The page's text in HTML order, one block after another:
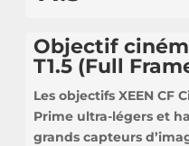
Objectif
T1.5 (Full
Les objectifs XEEN CF
Prime ultra-légers et
grands capteurs